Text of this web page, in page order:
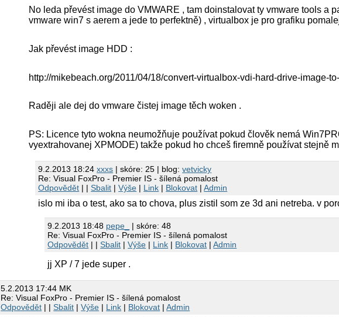
No leda převést image do VMWARE , tam doinstalovat ty vmware tools a
vmware win7 s aerem a jede to perfektně) , virtualbox je pro grafiku
Jak převést image HDD :
http://mikebeach.org/2011/04/18/convert-virtualbox-vdi-hard-drive-image-
Raději ale dej do vmware čistej image těch woken .
PS: Licence tyto wokna neumožňuje používat pokud člověk nemá
vyextrahovanej XPMODE) takže pokud ho chceš firemně používat stejně
9.2.2013 18:24xxxs | skóre: 25 | blog:vetvicky
Re: Visual FoxPro - Premier IS - šílená pomalost
Odpovědět | |Sbalit |Výše | Link | Blokovat |Admin
islo mi iba o test, ako sa to chova, plus zistil som ze 3d ani netreba. v
9.2.2013 18:48 pepe_
| skóre: 48
Re: Visual FoxPro - Premier IS - šílená pomalost
Odpovědět | |Sbalit |Výše | Link | Blokovat |Admin
jj XP / 7 jede super .
5.2.2013 17:44 MK
Re: Visual FoxPro - Premier IS - šílená pomalost
Odpovědět | |Sbalit |Výše | Link | Blokovat |Admin